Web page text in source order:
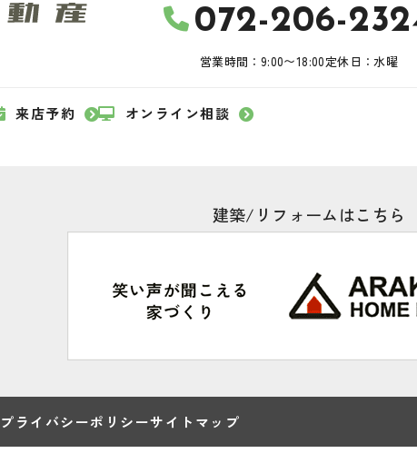
072-206-
営業時間：9:00〜18:00定休日：水曜
来店予約 オンライン相談
建築/リフォームはこちら
プライバシーポリシーサイトマップ